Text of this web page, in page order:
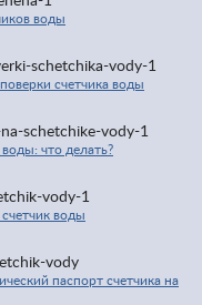
воды
счетчика воды
что делать?
воды
паспорт счетчика на